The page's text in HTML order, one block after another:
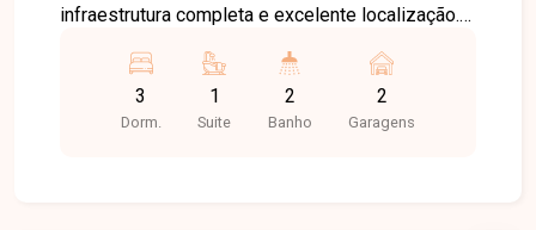
infraestrutura completa e excelente localização.
cidade, o bairro conta com supermercados,
escolas, farmácias, bancos, restaurantes,
academias e diversos comércios,
3
Dorm.
1
Suite
2
Banho
2
Garagens